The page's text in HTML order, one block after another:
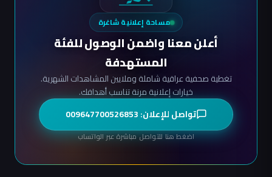
مساحة إعلانية شاغرة
أعلن معنا واضمن الوصول للفئة
المستهدفة
تغطية صحفية عراقية شاملة وملايين المشاهدات الشهرية.
خيارات إعلانية مرنة تناسب أهدافك.
تواصل للإعلان: 009647700526853
اضغط هنا للتواصل مباشرة عبر الواتساب